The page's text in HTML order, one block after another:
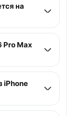
на
Pro Max
iPhone